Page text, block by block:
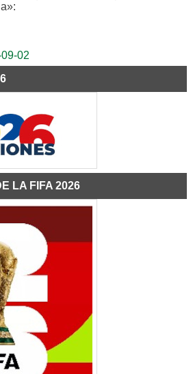
LA FIFA 2026